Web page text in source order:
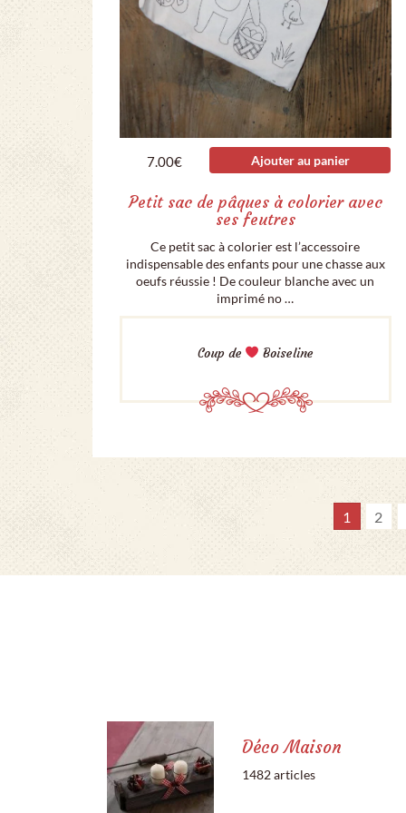
7.00€ Ajouter au panier
Petit sac de pâques à colorier avec
ses feutres
Ce petit sac à colorier est l’accessoire
indispensable des enfants pour une chasse aux
oeufs réussie ! De couleur blanche avec un
imprimé no …
Coup de Boiseline
1 2
Déco Maison
1482 articles